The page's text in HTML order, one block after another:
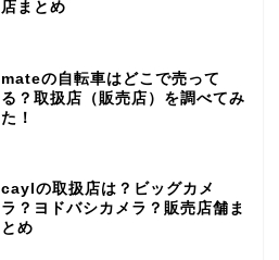
店まとめ
mateの自転車はどこで売って
る？取扱店（販売店）を調べてみ
た！
caylの取扱店は？ビッグカメ
ラ？ヨドバシカメラ？販売店舗ま
とめ